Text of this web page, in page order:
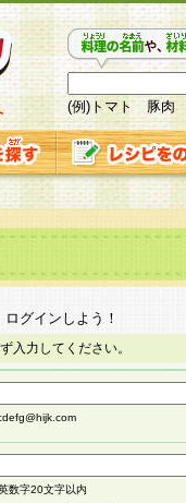
(例)トマト 豚肉
グインしよう！
入力してください。
数字20文字以内